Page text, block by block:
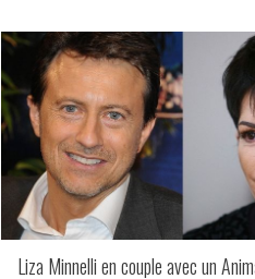
Liza Minnelli en couple avec un